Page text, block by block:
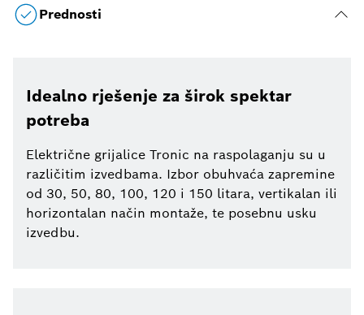
Prednosti
Idealno rješenje za širok spektar
potreba
Električne grijalice Tronic na raspolaganju su u
različitim izvedbama. Izbor obuhvaća zapremine
od 30, 50, 80, 100, 120 i 150 litara, vertikalan ili
horizontalan način montaže, te posebnu usku
izvedbu.